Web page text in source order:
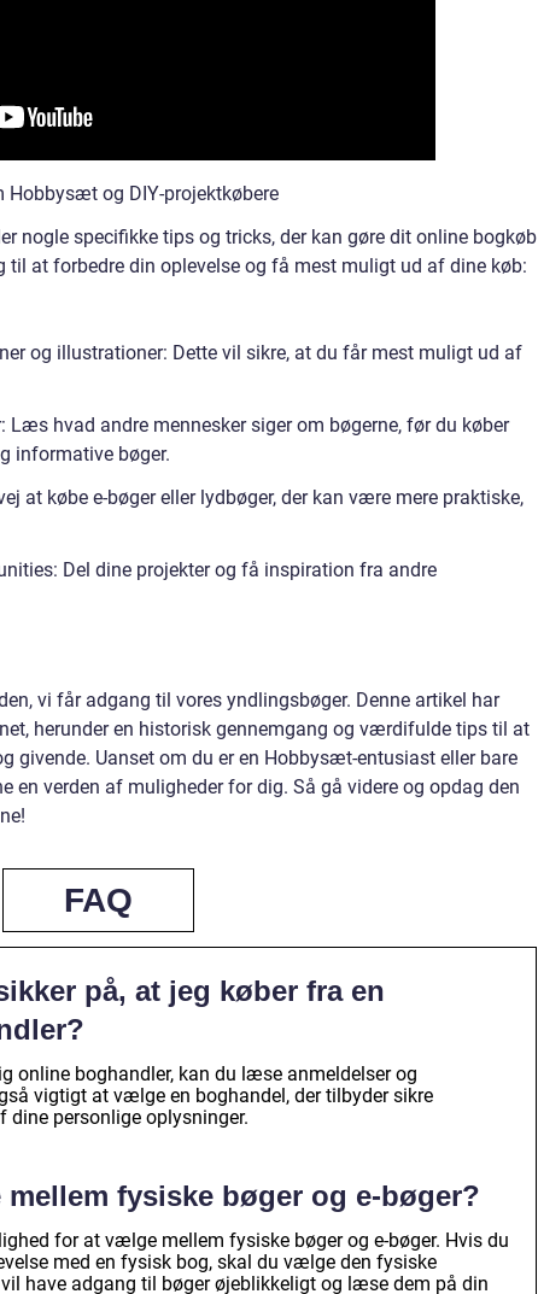
og DIY-projektkøbere
nogle specifikke tips og tricks, der kan gøre dit online bogkøb
til at forbedre din oplevelse og få mest muligt ud af dine køb:
og illustrationer: Dette vil sikre, at du får mest muligt ud af
hvad andre mennesker siger om bøgerne, før du køber
informative bøger.
at købe e-bøger eller lydbøger, der kan være mere praktiske,
Del dine projekter og få inspiration fra andre
vi får adgang til vores yndlingsbøger. Denne artikel har
herunder en historisk gennemgang og værdifulde tips til at
givende. Uanset om du er en Hobbysæt-entusiast eller bare
en verden af muligheder for dig. Så gå videre og opdag den
FAQ
på, at jeg køber fra en
online boghandler, kan du læse anmeldelser og
vigtigt at vælge en boghandel, der tilbyder sikre
dine personlige oplysninger.
fysiske bøger og e-bøger?
for at vælge mellem fysiske bøger og e-bøger. Hvis du
med en fysisk bog, skal du vælge den fysiske
have adgang til bøger øjeblikkeligt og læse dem på din